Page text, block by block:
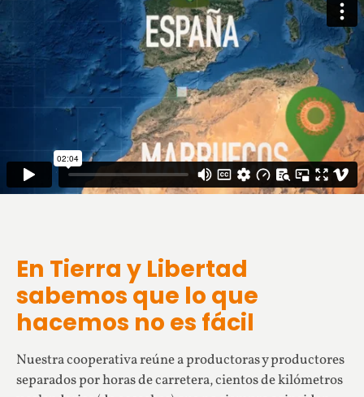
En Tierra y Libertad
sabemos que lo que
hacemos no es fácil
Nuestra cooperativa reúne a productoras y productores
separados por horas de carretera, cientos de kilómetros